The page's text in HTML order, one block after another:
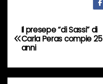
r
s
…
N
a
v
Il presepe “di Sassi” di
Carla Peras compie 25
anni